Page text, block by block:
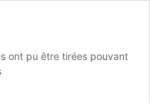
ont pu être tirées pouvant